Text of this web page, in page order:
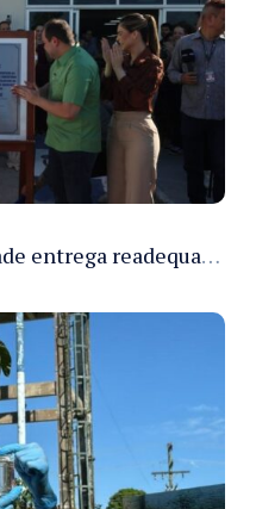
Governador Roberto Cidade entrega readequação do ambulatório da FCecon e amplia capacidade de atendimento oncológico em Manaus